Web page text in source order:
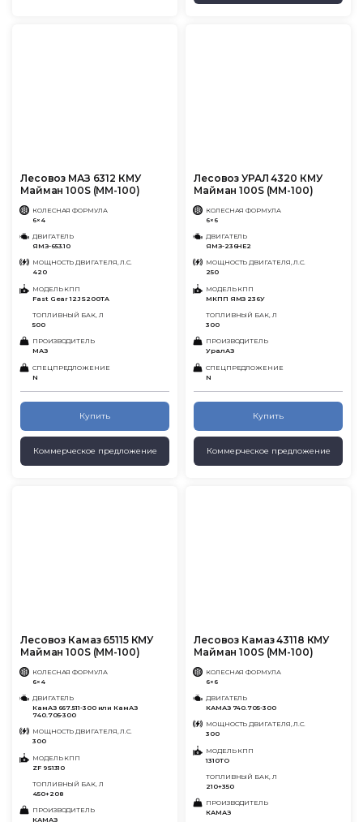
Лесовоз МАЗ 6312 КМУ
Майман 100S (ММ-100)
КОЛЕСНАЯ ФОРМУЛА
6×4
ДВИГАТЕЛЬ
ЯМЗ-653.10
МОЩНОСТЬ ДВИГАТЕЛЯ, Л.С.
420
МОДЕЛЬ КПП
Fast Gear 12JS200TA
ТОПЛИВНЫЙ БАК, Л
500
ПРОИЗВОДИТЕЛЬ
МАЗ
СПЕЦПРЕДЛОЖЕНИЕ
N
Купить
Коммерческое предложение
Лесовоз УРАЛ 4320 КМУ
Майман 100S (ММ-100)
КОЛЕСНАЯ ФОРМУЛА
6×6
ДВИГАТЕЛЬ
ЯМЗ-236НЕ2
МОЩНОСТЬ ДВИГАТЕЛЯ, Л.С.
250
МОДЕЛЬ КПП
МКПП ЯМЗ 236У
ТОПЛИВНЫЙ БАК, Л
300
ПРОИЗВОДИТЕЛЬ
УралАЗ
СПЕЦПРЕДЛОЖЕНИЕ
N
Купить
Коммерческое предложение
Лесовоз Камаз 65115 КМУ
Майман 100S (ММ-100)
КОЛЕСНАЯ ФОРМУЛА
6×4
ДВИГАТЕЛЬ
КамАЗ 667.511-300 или КамАЗ
740.705-300
МОЩНОСТЬ ДВИГАТЕЛЯ, Л.С.
300
МОДЕЛЬ КПП
ZF 9S1310
ТОПЛИВНЫЙ БАК, Л
450+208
ПРОИЗВОДИТЕЛЬ
КАМАЗ
Лесовоз Камаз 43118 КМУ
Майман 100S (ММ-100)
КОЛЕСНАЯ ФОРМУЛА
6×6
ДВИГАТЕЛЬ
КАМАЗ 740.705-300
МОЩНОСТЬ ДВИГАТЕЛЯ, Л.С.
300
МОДЕЛЬ КПП
1310ТО
ТОПЛИВНЫЙ БАК, Л
210+350
ПРОИЗВОДИТЕЛЬ
КАМАЗ